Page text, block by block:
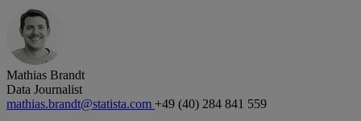
Mathias Brandt
Data Journalist
mathias.brandt@statista.com +49 (40) 284 841 559